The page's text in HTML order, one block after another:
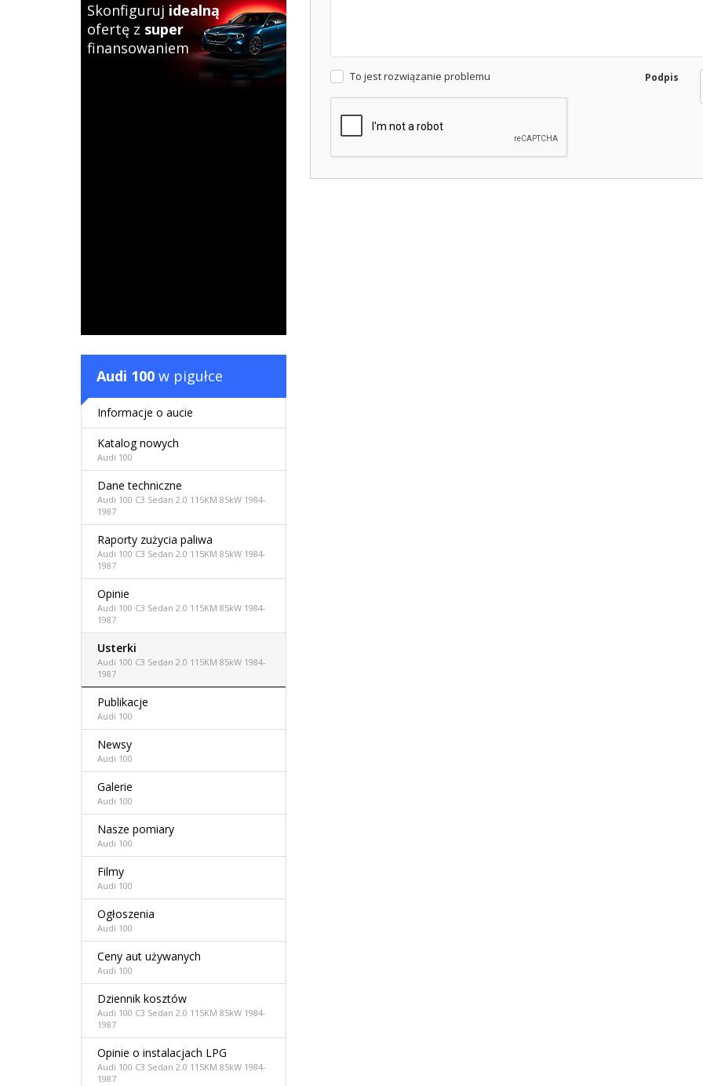
To jest rozwiązanie problemu Podpis
Skonfiguruj idealną
ofertę z super
finansowaniem
Audi 100 w pigułce
Informacje o aucie
Katalog nowych
Audi 100
Dane techniczne
Audi 100 C3 Sedan 2.0 115KM 85kW 1984-
1987
Raporty zużycia paliwa
Audi 100 C3 Sedan 2.0 115KM 85kW 1984-
1987
Opinie
Audi 100 C3 Sedan 2.0 115KM 85kW 1984-
1987
Usterki
Audi 100 C3 Sedan 2.0 115KM 85kW 1984-
1987
Publikacje
Audi 100
Newsy
Audi 100
Galerie
Audi 100
Nasze pomiary
Audi 100
Filmy
Audi 100
Ogłoszenia
Audi 100
Ceny aut używanych
Audi 100
Dziennik kosztów
Audi 100 C3 Sedan 2.0 115KM 85kW 1984-
1987
Opinie o instalacjach LPG
Audi 100 C3 Sedan 2.0 115KM 85kW 1984-
1987